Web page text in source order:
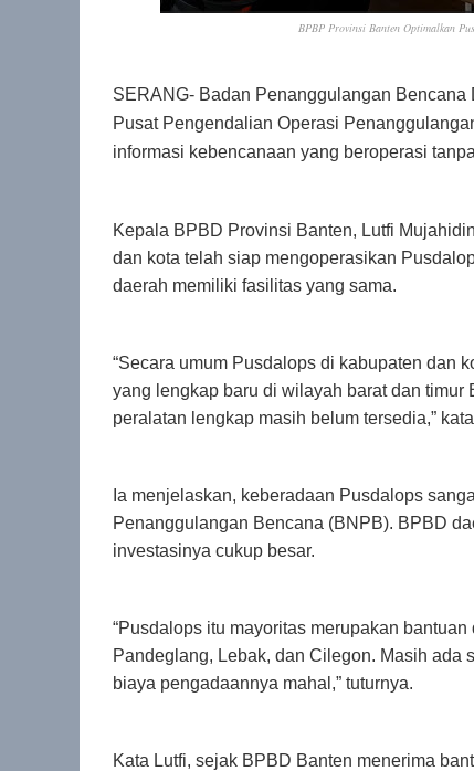
BPBP Provinsi Banten Optimalkan
SERANG- Badan Penanggulangan
Pusat Pengendalian Operasi
informasi kebencanaan yang beroperasi
Kepala BPBD Provinsi Banten, Lutfi
dan kota telah siap mengoperasikan
daerah memiliki fasilitas yang sama.
“Secara umum Pusdalops di kabupaten dan
yang lengkap baru di wilayah barat dan
peralatan lengkap masih belum tersedia,”
Ia menjelaskan, keberadaan Pusdalops
Penanggulangan Bencana (BNPB). BPBD
investasinya cukup besar.
“Pusdalops itu mayoritas merupakan
Pandeglang, Lebak, dan Cilegon. Masih ada
biaya pengadaannya mahal,” tuturnya.
Kata Lutfi, sejak BPBD Banten menerima